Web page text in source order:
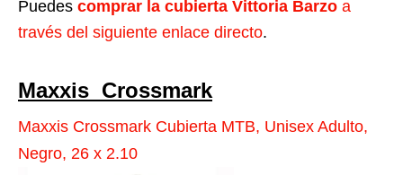
Puedes comprar la cubierta Vittoria Barzo a
través del siguiente enlace directo.
Maxxis Crossmark
Maxxis Crossmark Cubierta MTB, Unisex Adulto,
Negro, 26 x 2.10